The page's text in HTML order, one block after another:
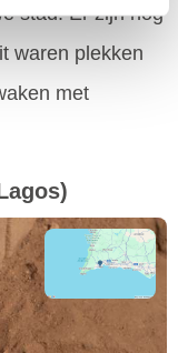
stad. Er zijn nog
waren plekken
met